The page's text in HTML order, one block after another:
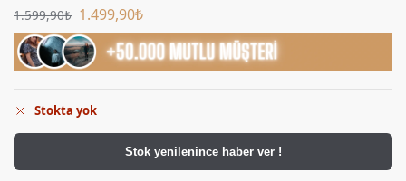
1.599,90₺ 1.499,90₺
Stokta yok
Stok yenilenince haber ver !